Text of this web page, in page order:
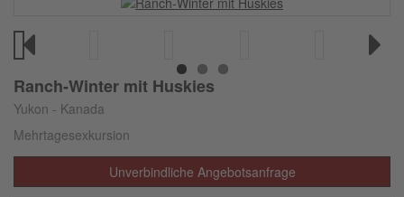
Ranch-Winter mit Huskies
Yukon - Kanada
Mehrtagesexkursion
Unverbindliche Angebotsanfrage